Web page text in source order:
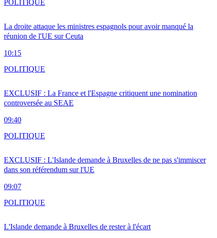
La droite attaque les ministres espagnols pour avoir manqué la
réunion de l'UE sur Ceuta
10:15
POLITIQUE
EXCLUSIF : La France et l'Espagne critiquent une nomination
controversée au SEAE
09:40
POLITIQUE
EXCLUSIF : L'Islande demande à Bruxelles de ne pas s'immiscer
dans son référendum sur l'UE
09:07
POLITIQUE
L'Islande demande à Bruxelles de rester à l'écart
POLITIQUE